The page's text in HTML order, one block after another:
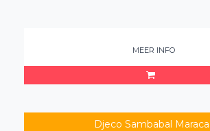
MEER INFO
Djeco Sambabal